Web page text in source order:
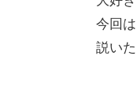
今回
説いた